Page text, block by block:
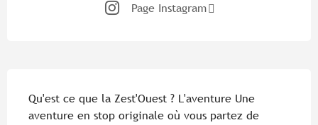
Page Instagram
Qu'est ce que la Zest'Ouest ? L'aventure Une
aventure en stop originale où vous partez de